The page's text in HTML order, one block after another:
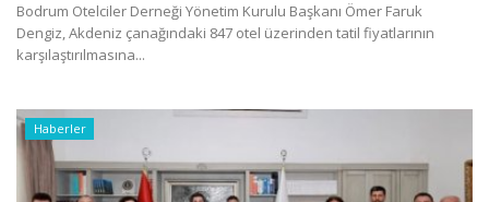
Bodrum Otelciler Derneği Yönetim Kurulu Başkanı Ömer Faruk
Dengiz, Akdeniz çanağındaki 847 otel üzerinden tatil fiyatlarının
karşılaştırılmasına...
Haberler